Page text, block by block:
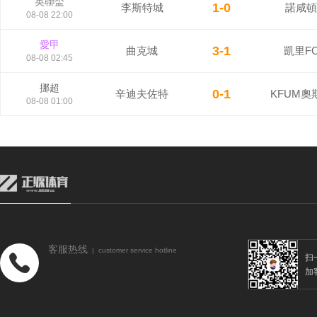
08-08 22:00
李斯特城 1-0 諾咸頓
愛甲
08-08 02:45
曲克城 3-1 凱里
挪超
08-08 01:00
辛迪夫佐特 0-1 KFUM奧
客服热线 | customer service hotline
扫
加